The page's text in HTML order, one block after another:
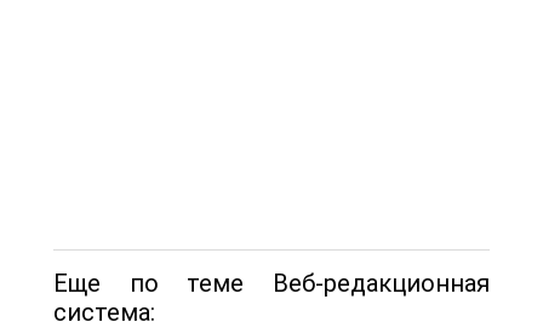
Еще по теме Веб-редакционная
система: